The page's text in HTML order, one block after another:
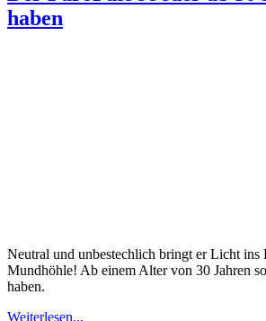
haben
Neutral und unbestechlich bringt er Licht ins
Mundhöhle! Ab einem Alter von 30 Jahren
haben.
Weiterlesen...